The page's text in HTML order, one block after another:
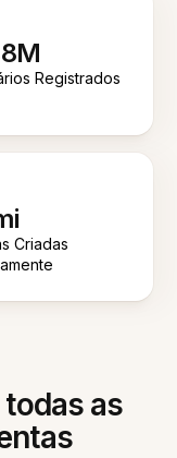
Registrados
Criadas
as